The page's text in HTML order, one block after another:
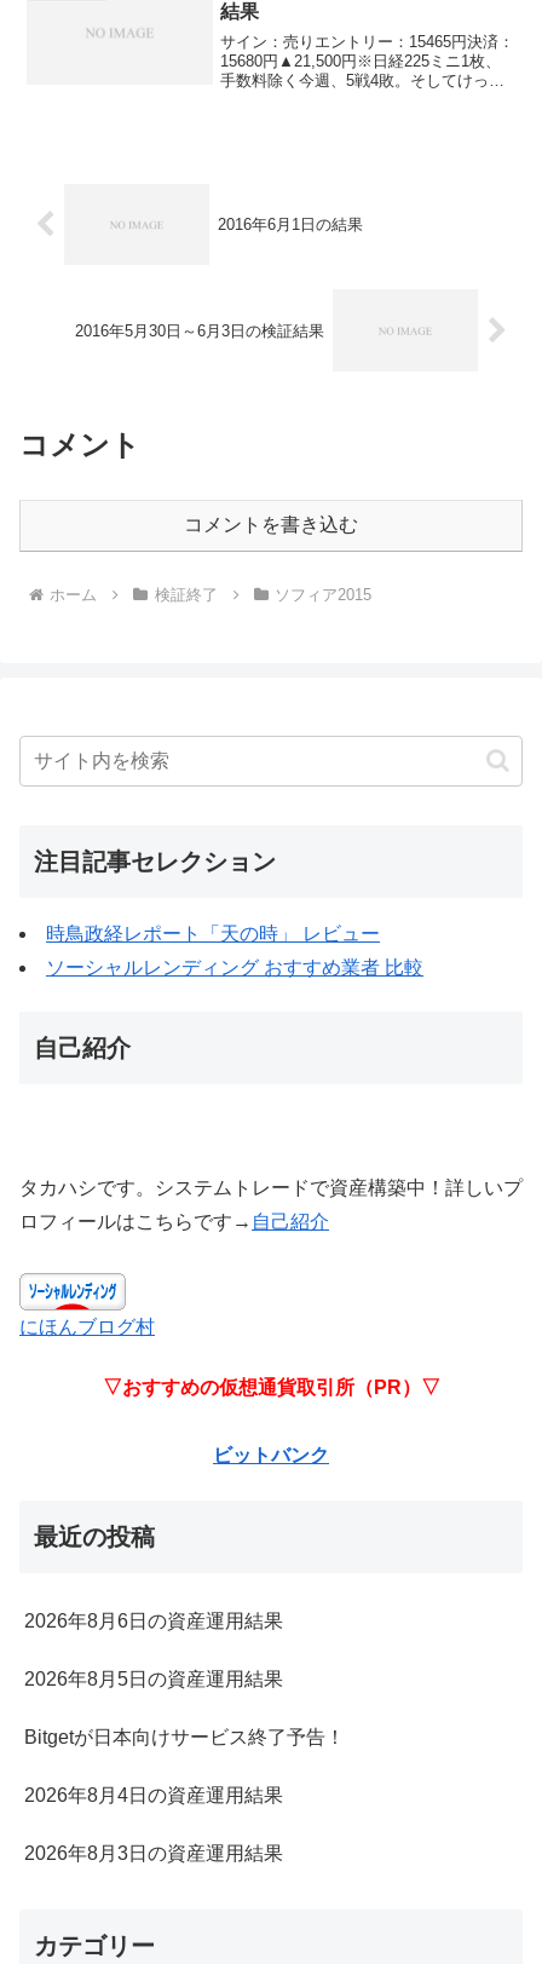
結果
サイン：売りエントリー：15465円決済：
15680円▲21,500円※日経225ミニ1枚、
手数料除く今週、5戦4敗。そしてけっこ
2016年6月1日の結果
2016年5月30日～6月3日の検証結果
コメント
コメントを書き込む
ホーム 検証終了 ソフィア2015
注目記事セレクション
時鳥政経レポート「天の時」 レビュー
ソーシャルレンディング おすすめ業者 比較
自己紹介
タカハシです。システムトレードで資産構築中！詳しいプ
ロフィールはこちらです→ 自己紹介
にほんブログ村
▽おすすめの仮想通貨取引所（PR）▽
ビットバンク
最近の投稿
2026年8月6日の資産運用結果
2026年8月5日の資産運用結果
Bitgetが日本向けサービス終了予告！
2026年8月4日の資産運用結果
2026年8月3日の資産運用結果
カテゴリー